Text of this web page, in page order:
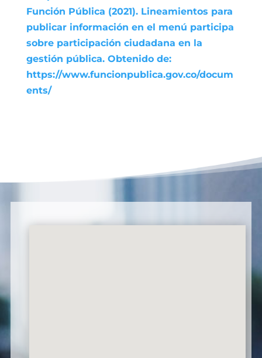
Función Pública (2021). Lineamientos para
publicar información en el menú participa
sobre participación ciudadana en la
gestión pública. Obtenido de:
https://www.funcionpublica.gov.co/docum
ents/